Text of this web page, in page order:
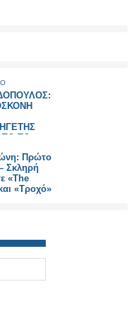
ΤΟ
Πρώτο
Σκληρή
«The
«Τροχό»